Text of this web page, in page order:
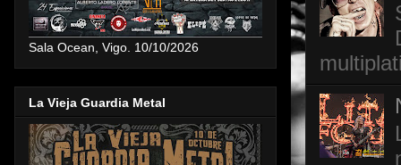
Sala Ocean, Vigo. 10/10/2026
La Vieja Guardia Metal